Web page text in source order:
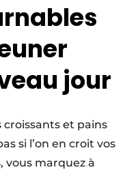
jour
et pains
si l’on en croit vos
vous marquez à